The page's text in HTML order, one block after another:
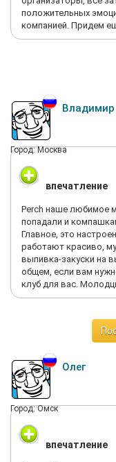
положительных
компанией. Придем
Владимир
Город: Москва
впечатление
Perch наше любимое
попадали и
Главное, это
работают красиво,
выпивка-закуски на
общем, если вам
клуб для вас.
Олег
Город: Омск
впечатление